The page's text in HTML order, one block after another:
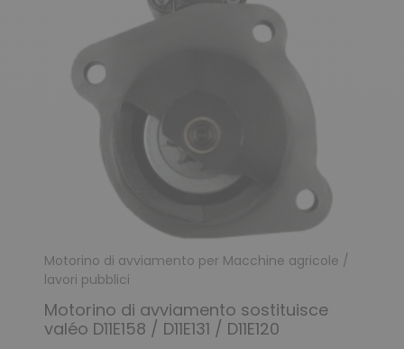
Motorino di avviamento per Macchine agricole /
lavori pubblici
Motorino di avviamento sostituisce
valéo D11E158 / D11E131 / D11E120